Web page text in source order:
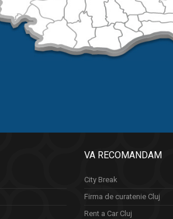
VA RECOMANDAM
City Break
Firma de curatenie Cluj
Rent a Car Cluj